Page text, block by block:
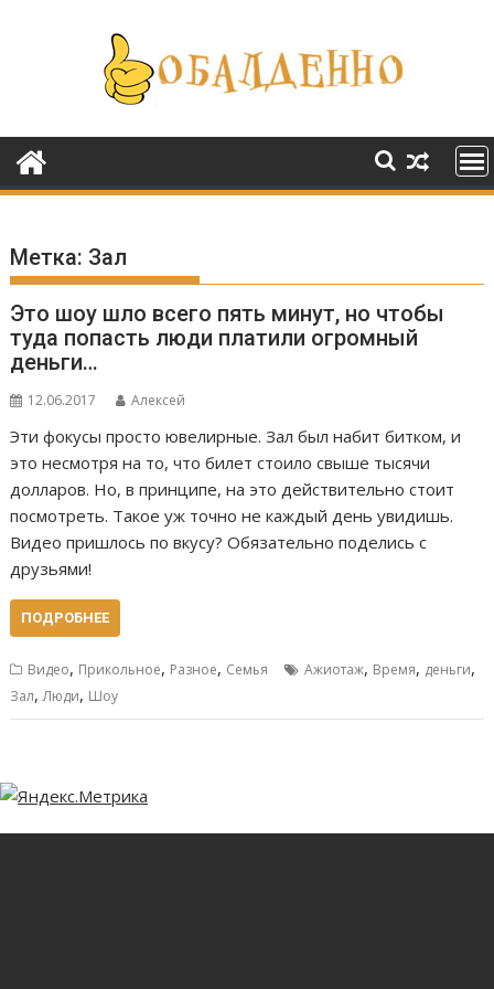
содержимому
Метка: Зал
Это шоу шло всего пять минут, но чтобы
туда попасть люди платили огромный
деньги…
12.06.2017 Алексей
Эти фокусы просто ювелирные. Зал был набит битком, и
это несмотря на то, что билет стоило свыше тысячи
долларов. Но, в принципе, на это действительно стоит
посмотреть. Такое уж точно не каждый день увидишь.
Видео пришлось по вкусу? Обязательно поделись с
друзьями!
ПОДРОБНЕЕ
Видео, Прикольное, Разное, Семья Ажиотаж, Время, деньги,
Зал,Люди, Шоу